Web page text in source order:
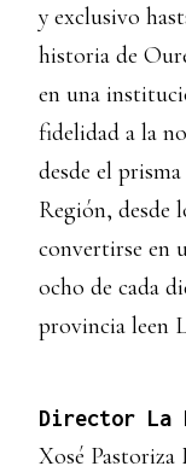
y exclusivo
historia de
en una
fidelidad a la
desde el
Región, desde
convertirse en
ocho de cada
provincia leen
Director La
Xosé